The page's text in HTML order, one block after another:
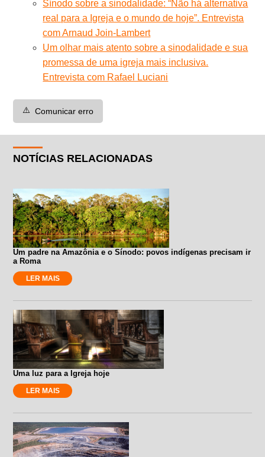
Sínodo sobre a sinodalidade: “Não há alternativa
real para a Igreja e o mundo de hoje”. Entrevista
com Arnaud Join-Lambert
Um olhar mais atento sobre a sinodalidade e sua
promessa de uma igreja mais inclusiva.
Entrevista com Rafael Luciani
⚠️ Comunicar erro
NOTÍCIAS RELACIONADAS
Um padre na Amazônia e o Sínodo: povos indígenas precisam ir
a Roma
LER MAIS
Uma luz para a Igreja hoje
LER MAIS